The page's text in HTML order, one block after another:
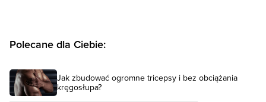
Polecane dla Ciebie:
Jak zbudować ogromne tricepsy i bez obciążania
kręgosłupa?